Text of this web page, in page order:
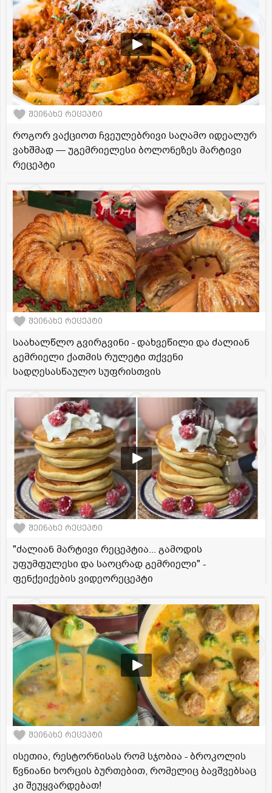
შეინახე რეცეპტი
როგორ ვაქციოთ ჩვეულებრივი საღამო იდეალურ
ვახშმად — უგემრიელესი ბოლონეზეს მარტივი
რეცეპტი
შეინახე რეცეპტი
საახალწლო გვირგვინი - დახვეწილი და ძალიან
გემრიელი ქათმის რულეტი თქვენი
სადღესასწაულო სუფრისთვის
შეინახე რეცეპტი
"ძალიან მარტივი რეცეპტია... გამოდის
უფუმფულესი და საოცრად გემრიელი" -
ფენქეიქების ვიდეორეცეპტი
შეინახე რეცეპტი
ისეთია, რესტორნისას რომ სჯობია - ბროკოლის
წვნიანი ხორცის ბურთებით, რომელიც ბავშვებსაც
კი შეუყვარდებათ!